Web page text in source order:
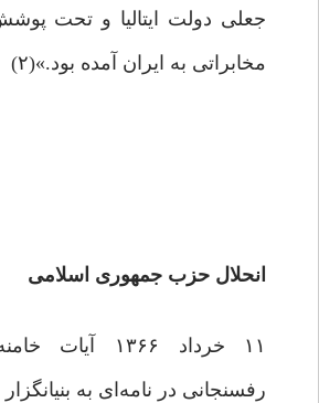
جعلی دولت ایتالیا و تحت
مخابراتی به ایران آمده بود.»(۲)
انحلال حزب جمهوری اسلامی
۱۱ خرداد ۱۳۶۶
رفسنجانی در نامه‌ای به